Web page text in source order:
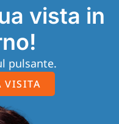
vista in
pulsante.
VISITA